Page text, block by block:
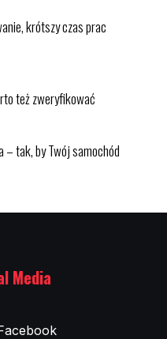
krótszy czas prac
też zweryfikować
– tak, by Twój samochód
Media